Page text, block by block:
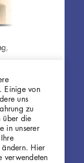
Einige von
uns
zu
über die
in unserer
Hier
verwendeten